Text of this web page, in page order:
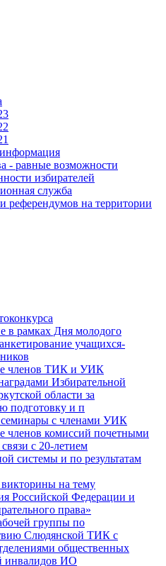
- равные возможности
избирателей
служба
референдумов на территории
в рамках Дня молодого
учащихся-
членов ТИК и УИК
Избирательной
области за
подготовку и п
с членами УИК
членов комиссий почетными
с 20-летием
системы и по результатам
на тему
Российской Федерации и
права»
группы по
Слюдянской ТИК с
общественных
инвалидов ИО